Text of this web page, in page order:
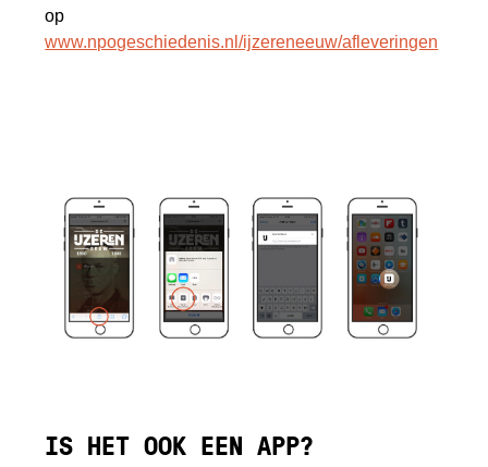
op
www.npogeschiedenis.nl/ijzereneeuw/afleveringen
IS HET OOK EEN APP?